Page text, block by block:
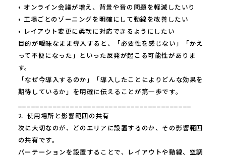
• オンライン会議が増え、背景や音の問題を軽減したいり
• 工場ごとのゾーニングを明確にして動線を改善したい
• レイアウト変更に柔軟に対応できるようにしたい
目的が曖昧なまま導入すると、「必要性を感じない」「かえ
って不便になった」といった反発が起こる可能性がありま
す。
「なぜ今導入するのか」「導入したことによりどんな効果を
期待しているか」を明確に伝えることが第一歩です。
2. 使用場所と影響範囲の共有
次に大切なのが、どのエリアに設置するのか、その影響範囲
の共有です。
パーテーションを設置することで、レイアウトや動線、空調